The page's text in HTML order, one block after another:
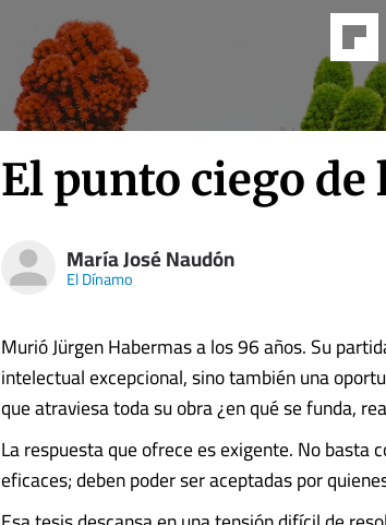
El punto ciego de
María José Naudón
El Dínamo
Murió Jürgen Habermas a los 96 años. Su
intelectual excepcional, sino también una
que atraviesa toda su obra ¿en qué se funda,
La respuesta que ofrece es exigente. No basta
eficaces; deben poder ser aceptadas por